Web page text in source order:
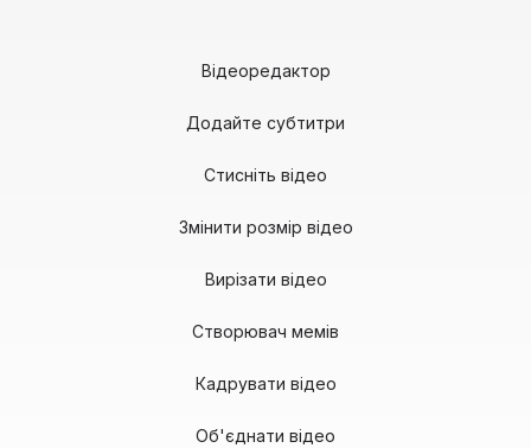
Відеоредактор
Додайте субтитри
Стисніть відео
Змінити розмір відео
Вирізати відео
Створювач мемів
Кадрувати відео
Об'єднати відео